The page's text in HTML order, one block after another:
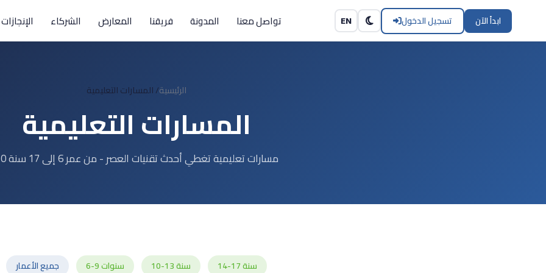
الإنجازات الشركاء المعارض فريقنا المدونة تواصل معنا EN تسجيل الدخول ابدأ الآن
الرئيسية/المسارات التعليمية
المسارات التعليمية
10 مسارات تعليمية تغطي أحدث تقنيات العصر - من عمر 6 إلى 17 سنة
جميع الأعمار 6-9 سنوات 10-13 سنة 14-17 سنة